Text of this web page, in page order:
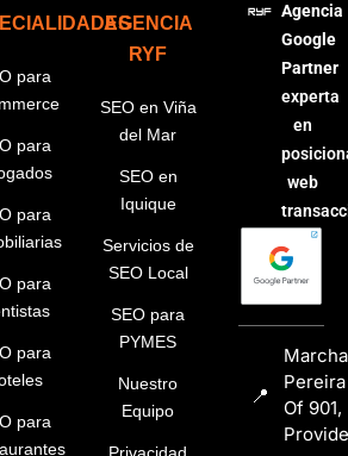
para
para
para
para
para
para
AGENCIA
RYF
SEO en Viña
del Mar
SEO en
Iquique
Servicios de
SEO Local
SEO para
PYMES
Nuestro
Equipo
Agencia
Google
Partner
experta
en
web
📍
Pereira
Of 901,